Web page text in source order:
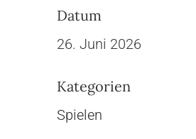
Datum
26. Juni 2026
Kategorien
Spielen